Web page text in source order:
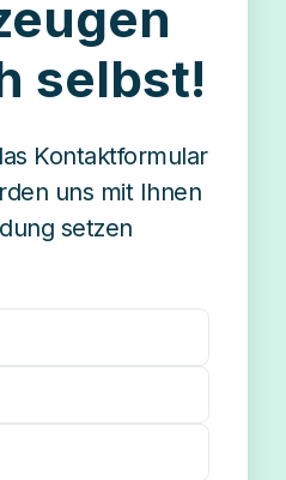
selbst!
Kontaktformular
uns mit Ihnen
setzen